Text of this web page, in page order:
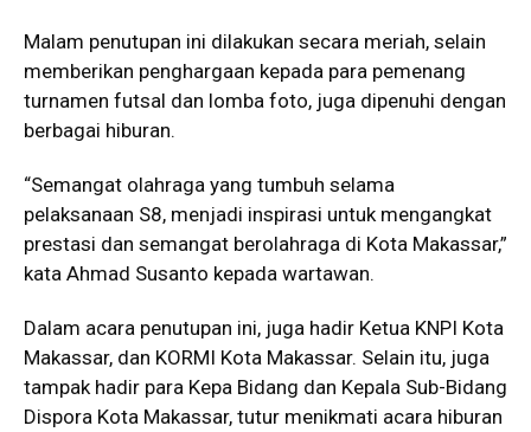
Malam penutupan ini dilakukan secara meriah, selain
memberikan penghargaan kepada para pemenang
turnamen futsal dan lomba foto, juga dipenuhi dengan
berbagai hiburan.
“Semangat olahraga yang tumbuh selama
pelaksanaan S8, menjadi inspirasi untuk mengangkat
prestasi dan semangat berolahraga di Kota Makassar,”
kata Ahmad Susanto kepada wartawan.
Dalam acara penutupan ini, juga hadir Ketua KNPI Kota
Makassar, dan KORMI Kota Makassar. Selain itu, juga
tampak hadir para Kepa Bidang dan Kepala Sub-Bidang
Dispora Kota Makassar, tutur menikmati acara hiburan